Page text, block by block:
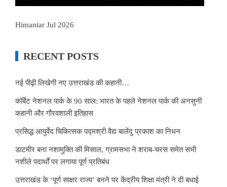
Himantar Jul 2026
RECENT POSTS
नई पीढ़ी लिखेगी नए उत्तराखंड की कहानी…
कॉर्बेट नेशनल पार्क के 90 साल: भारत के पहले नेशनल पार्क की अनसुनी
कहानी और गौरवशाली इतिहास
प्रसिद्ध आयुर्वेद चिकित्सक पद्मश्री वैद्य बालेंदु प्रकाश का निधन
डाटमीर बना नशामुक्ति की मिसाल, ग्रामसभा ने शराब-चरस समेत सभी
नशीले पदार्थों पर लगाया पूर्ण प्रतिबंध
उत्तराखंड के ‘पूर्ण साक्षर राज्य’ बनने पर केंद्रीय शिक्षा मंत्री ने दी बधाई